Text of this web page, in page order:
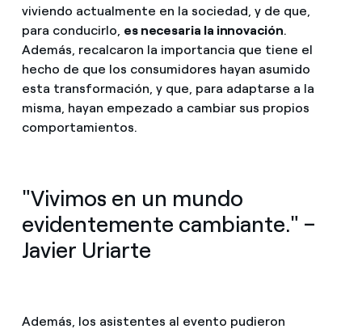
viviendo actualmente en la sociedad, y de que,
para conducirlo, es necesaria la innovación.
Además, recalcaron la importancia que tiene el
hecho de que los consumidores hayan asumido
esta transformación, y que, para adaptarse a la
misma, hayan empezado a cambiar sus propios
comportamientos.
"Vivimos en un mundo
evidentemente cambiante." –
Javier Uriarte
Además, los asistentes al evento pudieron